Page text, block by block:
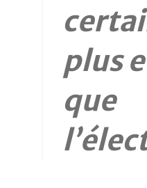
plus
que